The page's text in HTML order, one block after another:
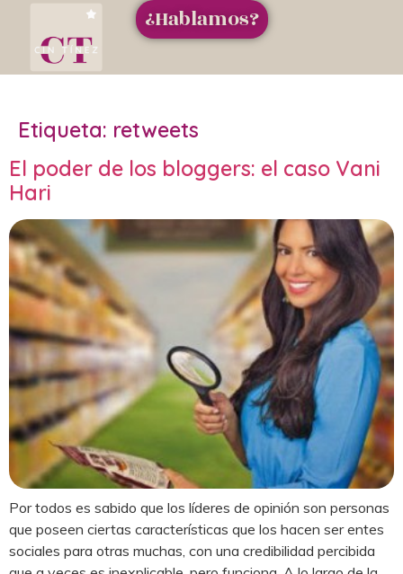
¿Hablamos?
Etiqueta: retweets
El poder de los bloggers: el caso Vani
Hari
Por todos es sabido que los líderes de opinión son personas
que poseen ciertas características que los hacen ser entes
sociales para otras muchas, con una credibilidad percibida